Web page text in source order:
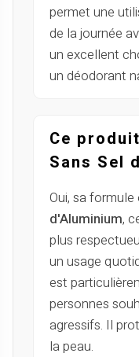
permet une
de la journée
un excellent
un déodorant
Ce
Sans Sel
Oui, sa
d'Aluminium,
plus
un usage
est
personnes
agressifs. Il
la peau.